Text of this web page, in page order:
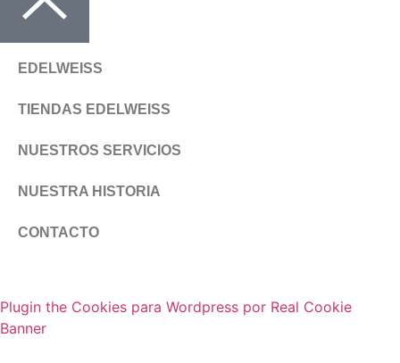
EDELWEISS
TIENDAS EDELWEISS
NUESTROS SERVICIOS
NUESTRA HISTORIA
CONTACTO
Plugin the Cookies para Wordpress por Real Cookie
Banner